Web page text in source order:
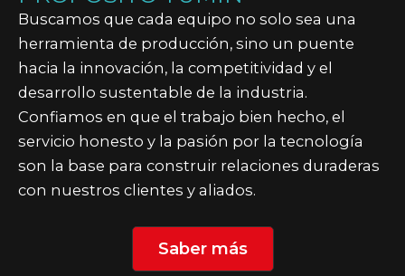
Buscamos que cada equipo no solo sea una
herramienta de producción, sino un puente
hacia la innovación, la competitividad y el
desarrollo sustentable de la industria.
Confiamos en que el trabajo bien hecho, el
servicio honesto y la pasión por la tecnología
son la base para construir relaciones duraderas
con nuestros clientes y aliados.
Saber más